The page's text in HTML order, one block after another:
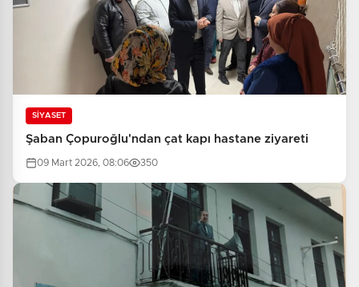
SİYASET
Şaban Çopuroğlu'ndan çat kapı hastane ziyareti
09 Mart 2026, 08:06 350